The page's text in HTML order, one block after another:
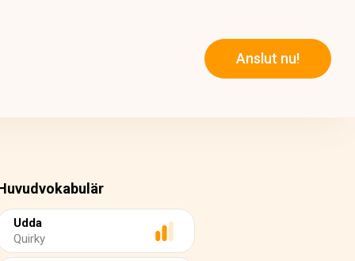
Anslut nu!
Udda
Quirky